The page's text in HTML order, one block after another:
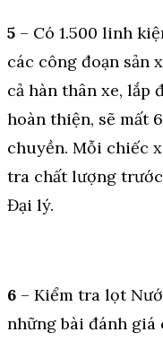
5 – Có 1.500 linh
các công đoạn sản
cả hàn thân xe, lắp
hoàn thiện, sẽ mất
chuyền. Mỗi chiếc
tra chất lượng
Đại lý.
6 – Kiểm tra lọt
những bài đánh